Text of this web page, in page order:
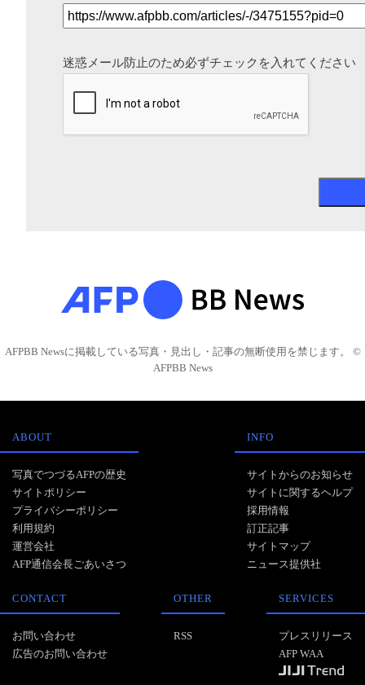
迷惑メール防止のため必ずチェックを入れてください
AFPBB Newsに掲載している写真・見出し・記事の無断使用を禁じます。 ©
AFPBB News
ABOUT
写真でつづるAFPの歴史
サイトポリシー
プライバシーポリシー
利用規約
運営会社
AFP通信会長ごあいさつ
INFO
サイトからのお知らせ
サイトに関するヘルプ
採用情報
訂正記事
サイトマップ
ニュース提供社
CONTACT
お問い合わせ
広告のお問い合わせ
OTHER
RSS
SERVICES
プレスリリース
AFP WAA